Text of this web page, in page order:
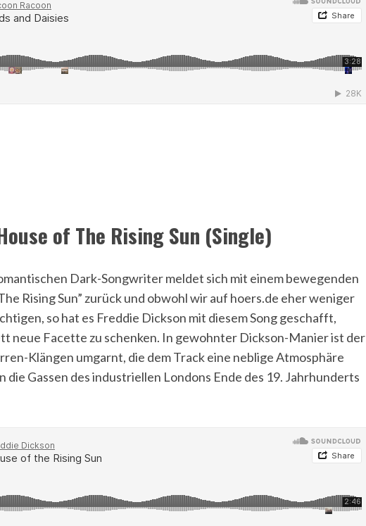
of The Rising Sun (Single)
Dark-Songwriter meldet sich mit einem bewegenden
Rising Sun” zurück und obwohl wir auf hoers.de eher weniger
so hat es Freddie Dickson mit diesem Song geschafft,
neue Facette zu schenken. In gewohnter Dickson-Manier ist der
Klängen umgarnt, die dem Track eine neblige Atmosphäre
die Gassen des industriellen Londons Ende des 19. Jahrhunderts